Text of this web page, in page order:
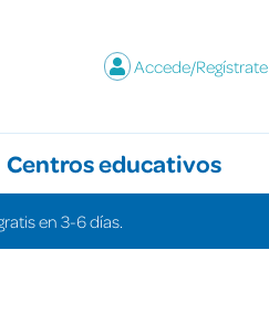
Accede/Regístrate
Centros educativos
en 3-6 días.